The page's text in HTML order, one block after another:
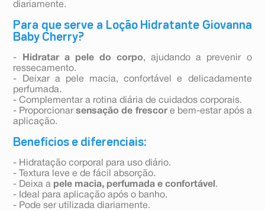
diariamente.
Para que serve a Loção Hidratante Giovanna
Baby Cherry?
- Hidratar a pele do corpo, ajudando a prevenir o
ressecamento.
- Deixar a pele macia, confortável e delicadamente
perfumada.
- Complementar a rotina diária de cuidados corporais.
- Proporcionarsensação de frescore bem-estar após a
aplicação.
Benefícios e diferenciais:
- Hidratação corporal para uso diário.
- Textura leve e de fácil absorção.
- Deixa a pele macia, perfumada e confortável .
- Ideal para aplicação após o banho.
- Pode ser utilizada diariamente.